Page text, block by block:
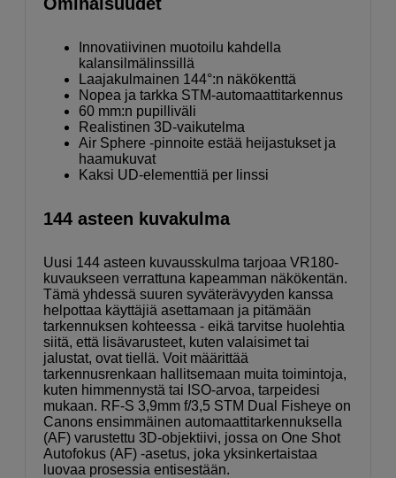
Innovatiivinen muotoilu kahdella
kalansilmälinssillä
Laajakulmainen 144°:n näkökenttä
Nopea ja tarkka STM-automaattitarkennus
60 mm:n pupilliväli
Realistinen 3D-vaikutelma
Air Sphere -pinnoite estää heijastukset ja
haamukuvat
Kaksi UD-elementtiä per linssi
144 asteen kuvakulma
Uusi 144 asteen kuvausskulma tarjoaa VR180-
kuvaukseen verrattuna kapeamman näkökentän.
Tämä yhdessä suuren syväterävyyden kanssa
helpottaa käyttäjiä asettamaan ja pitämään
tarkennuksen kohteessa - eikä tarvitse huolehtia
siitä, että lisävarusteet, kuten valaisimet tai
jalustat, ovat tiellä. Voit määrittää
tarkennusrenkaan hallitsemaan muita toimintoja,
kuten himmennystä tai ISO-arvoa, tarpeidesi
mukaan. RF-S 3,9mm f/3,5 STM Dual Fisheye on
Canons ensimmäinen automaattitarkennuksella
(AF) varustettu 3D-objektiivi, jossa on One Shot
Autofokus (AF) -asetus, joka yksinkertaistaa
luovaa prosessia entisestään.